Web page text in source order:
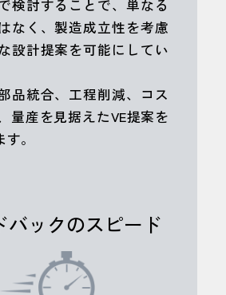
検討することで、単なる
なく、製造成立性を考慮
設計提案を可能にしてい
品統合、工程削減、コス
量産を見据えたVE提案を
。
バックのスピード